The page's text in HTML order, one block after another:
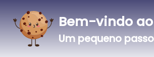
De a poesia sobre
Bem-vindo
Um pequeno